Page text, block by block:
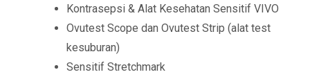
Kontrasepsi & Alat Kesehatan Sensitif VIVO
Ovutest Scope dan Ovutest Strip (alat test
kesuburan)
Sensitif Stretchmark